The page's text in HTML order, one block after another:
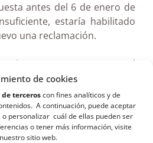
de cookies
terceroscon fines analíticos y de
A continuación, puede aceptar
personalizar cuál de ellas pueden ser
o tener más información, visite
sitio web.
antes del 6 de enero de
estaría habilitado
una reclamación.
expuesto, el
inadmitir a trámite la
la misma fue presentada
previsto para ello.
pantalla completa